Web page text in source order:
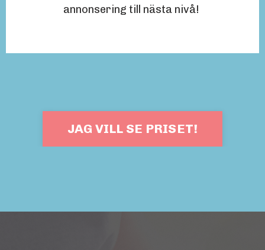
annonsering till nästa nivå!
JAG VILL SE PRISET!